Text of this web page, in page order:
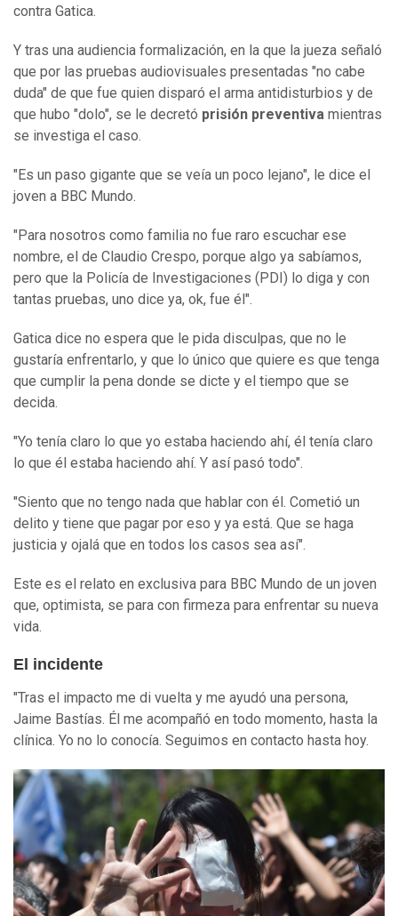
contra Gatica.
Y tras una audiencia formalización, en la que la jueza señaló
que por las pruebas audiovisuales presentadas "no cabe
duda" de que fue quien disparó el arma antidisturbios y de
que hubo "dolo", se le decretó prisión preventiva mientras
se investiga el caso.
"Es un paso gigante que se veía un poco lejano", le dice el
joven a BBC Mundo.
"Para nosotros como familia no fue raro escuchar ese
nombre, el de Claudio Crespo, porque algo ya sabíamos,
pero que la Policía de Investigaciones (PDI) lo diga y con
tantas pruebas, uno dice ya, ok, fue él".
Gatica dice no espera que le pida disculpas, que no le
gustaría enfrentarlo, y que lo único que quiere es que tenga
que cumplir la pena donde se dicte y el tiempo que se
decida.
"Yo tenía claro lo que yo estaba haciendo ahí, él tenía claro
lo que él estaba haciendo ahí. Y así pasó todo".
"Siento que no tengo nada que hablar con él. Cometió un
delito y tiene que pagar por eso y ya está. Que se haga
justicia y ojalá que en todos los casos sea así".
Este es el relato en exclusiva para BBC Mundo de un joven
que, optimista, se para con firmeza para enfrentar su nueva
vida.
El incidente
"Tras el impacto me di vuelta y me ayudó una persona,
Jaime Bastías. Él me acompañó en todo momento, hasta la
clínica. Yo no lo conocía. Seguimos en contacto hasta hoy.